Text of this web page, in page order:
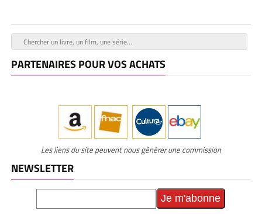
PARTENAIRES POUR VOS ACHATS
Les liens du site peuvent nous générer une commission
NEWSLETTER